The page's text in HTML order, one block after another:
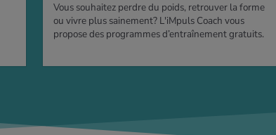
Vous souhaitez perdre du poids, retrouver la forme
ou vivre plus sainement? L'iMpuls Coach vous
propose des programmes d’entraînement gratuits.